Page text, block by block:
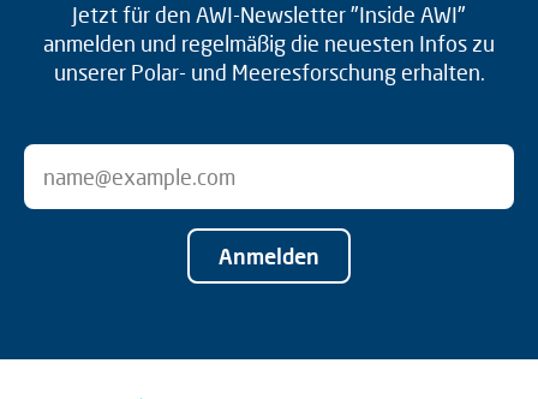
Jetzt für den AWI-Newsletter "Inside AWI"
anmelden und regelmäßig die neuesten Infos zu
unserer Polar- und Meeresforschung erhalten.
Anmelden